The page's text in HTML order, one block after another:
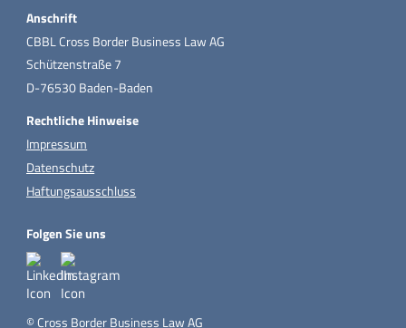
Anschrift
CBBL Cross Border Business Law AG
Schützenstraße 7
D-76530 Baden-Baden
Rechtliche Hinweise
Impressum
Datenschutz
Haftungsausschluss
Folgen Sie uns
© Cross Border Business Law AG